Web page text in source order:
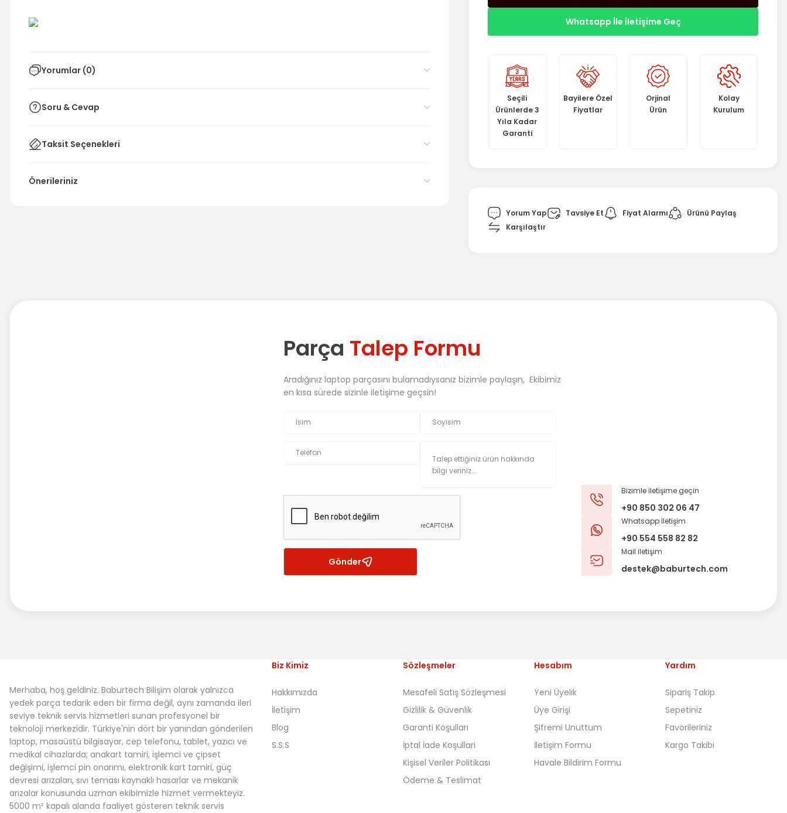
Yorumlar (0)
Soru & Cevap
Taksit Seçenekleri
Önerileriniz
Whatsapp İle İletişime Geç
Seçili
Ürünlerde 3
Yıla Kadar
Garanti
Bayilere Özel
Fiyatlar
Orjinal
Ürün
Kolay
Kurulum
Yorum Yap Tavsiye Et Fiyat Alarmı
Ürünü Paylaş
Karşılaştır
Parça Talep Formu
Aradığınız laptop parçasını bulamadıysanız bizimle paylaşın, Ekibimiz
en kısa sürede sizinle iletişime geçsin!
Gönder
Bizimle iletişime geçin
+90 850 302 06 47
Whatsapp İletişim
+90 554 558 82 82
Mail iletişim
destek@baburtech.com
Merhaba, hoş geldiniz. Baburtech Bilişim olarak yalnızca
yedek parça tedarik eden bir firma değil, aynı zamanda ileri
seviye teknik servis hizmetleri sunan profesyonel bir
teknoloji merkezidir. Türkiye'nin dört bir yanından gönderilen
laptop, masaüstü bilgisayar, cep telefonu, tablet, yazıcı ve
medikal cihazlarda; anakart tamiri, işlemci ve çipset
değişimi, işlemci pin onarımı, elektronik kart tamiri, güç
devresi arızaları, sıvı teması kaynaklı hasarlar ve mekanik
arızalar konusunda uzman ekibimizle hizmet vermekteyiz.
5000 m² kapalı alanda faaliyet gösteren teknik servis
Biz Kimiz
Hakkımızda
İletişim
Blog
S.S.S
Sözleşmeler
Mesafeli Satış Sözleşmesi
Gizlilik & Güvenlik
Garanti Koşulları
İptal İade Koşullari
Kişisel Veriler Politikası
Ödeme & Teslimat
Hesabım
Yeni Üyelik
Üye Girişi
Şifremi Unuttum
İletişim Formu
Havale Bildirim Formu
Yardım
Sipariş Takip
Sepetiniz
Favorileriniz
Kargo Takibi